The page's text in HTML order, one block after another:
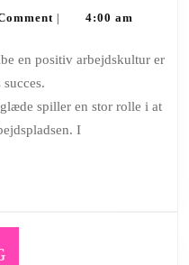
| 4:00 am
spiller en stor rolle i at
I